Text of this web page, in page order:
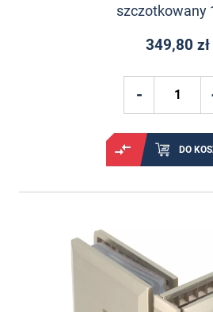
szczotkowany
349,80 zł
DO